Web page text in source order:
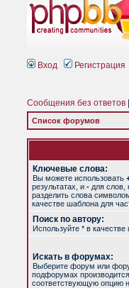
Вход Регистрация
Сообщения без ответов
Список форумов
Ключевые слова:
Вы можете использовать
результатах, и - для слов,
разделить слова
качестве шаблона для
Поиск по автору:
Используйте * в качестве
Искать в форумах:
Выберите форум или
подфорумах
соответствующую опцию